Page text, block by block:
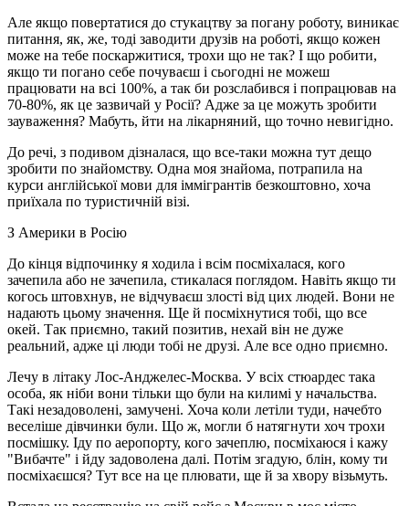
Але якщо повертатися до стукацтву за погану роботу, виникає
питання, як, же, тоді заводити друзів на роботі, якщо кожен
може на тебе поскаржитися, трохи що не так? І що робити,
якщо ти погано себе почуваєш і сьогодні не можеш
працювати на всі 100%, а так би розслабився і попрацював на
70-80%, як це зазвичай у Росії? Адже за це можуть зробити
зауваження? Мабуть, йти на лікарняний, що точно невигідно.
До речі, з подивом дізналася, що все-таки можна тут дещо
зробити по знайомству. Одна моя знайома, потрапила на
курси англійської мови для іммігрантів безкоштовно, хоча
приїхала по туристичній візі.
З Америки в Росію
До кінця відпочинку я ходила і всім посміхалася, кого
зачепила або не зачепила, стикалася поглядом. Навіть якщо ти
когось штовхнув, не відчуваєш злості від цих людей. Вони не
надають цьому значення. Ще й посміхнутися тобі, що все
окей. Так приємно, такий позитив, нехай він не дуже
реальний, адже ці люди тобі не друзі. Але все одно приємно.
Лечу в літаку Лос-Анджелес-Москва. У всіх стюардес така
особа, як ніби вони тільки що були на килимі у начальства.
Такі незадоволені, замучені. Хоча коли летіли туди, начебто
веселіше дівчинки були. Що ж, могли б натягнути хоч трохи
посмішку. Іду по аеропорту, кого зачеплю, посміхаюся і кажу
"Вибачте" і йду задоволена далі. Потім згадую, блін, кому ти
посміхаєшся? Тут все на це плювати, ще й за хвору візьмуть.